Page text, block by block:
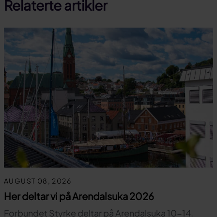
Relaterte artikler
AUGUST 08, 2026
Her deltar vi på Arendalsuka 2026
Forbundet Styrke deltar på Arendalsuka 10-14.